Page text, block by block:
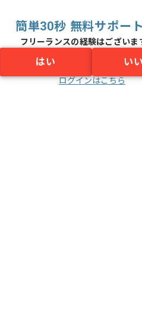
簡単30秒 無料サポー
フリーランスの経験はございま
はい い
ログインはこちら